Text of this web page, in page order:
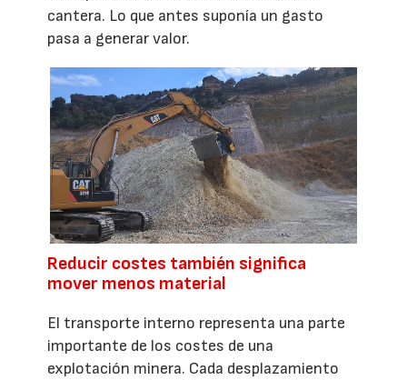
cantera. Lo que antes suponía un gasto
pasa a generar valor.
Reducir costes también significa
mover menos material
El transporte interno representa una parte
importante de los costes de una
explotación minera. Cada desplazamiento